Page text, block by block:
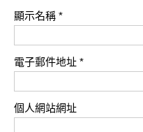
顯示名稱 *
電子郵件地址 *
個人網站網址